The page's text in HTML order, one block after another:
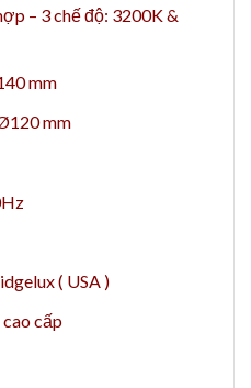
– 3 chế độ: 3200K &
mm
mm
( USA )
cấp